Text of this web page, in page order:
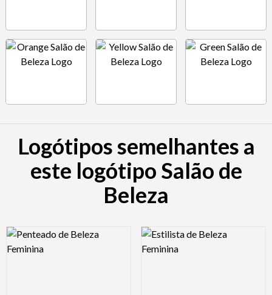
Logótipos semelhantes a
este logótipo Salão de
Beleza
Logo Preview Image Logo Preview Image